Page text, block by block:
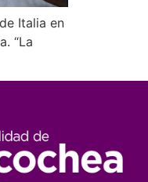
Italia en
“La